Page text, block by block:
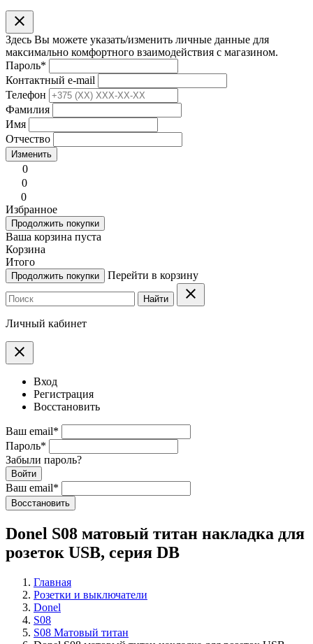
clear
Здесь Вы можете указать/изменить личные данные для
максимально комфортного взаимодействия с магазином.
Пароль*
Контактный e-mail
Телефон
Фамилия
Имя
Отчество
Изменить
0
0
0
Избранное
Продолжить покупки
Ваша корзина пуста
Корзина
Итого
Продолжить покупки Перейти в корзину
Найти clear
Личный кабинет
clear
Вход
Регистрация
Восстановить
Ваш email*
Пароль*
Забыли пароль?
Войти
Ваш email*
Воcстановить
Donel S08 матовый титан накладка для
розеток USB, серия DB
Главная
Розетки и выключатели
Donel
S08
S08 Матовый титан